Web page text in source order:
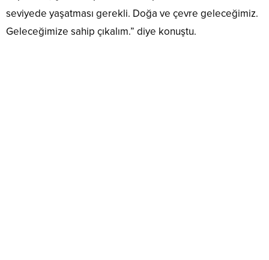
seviyede yaşatması gerekli. Doğa ve çevre geleceğimiz.
Geleceğimize sahip çıkalım.” diye konuştu.